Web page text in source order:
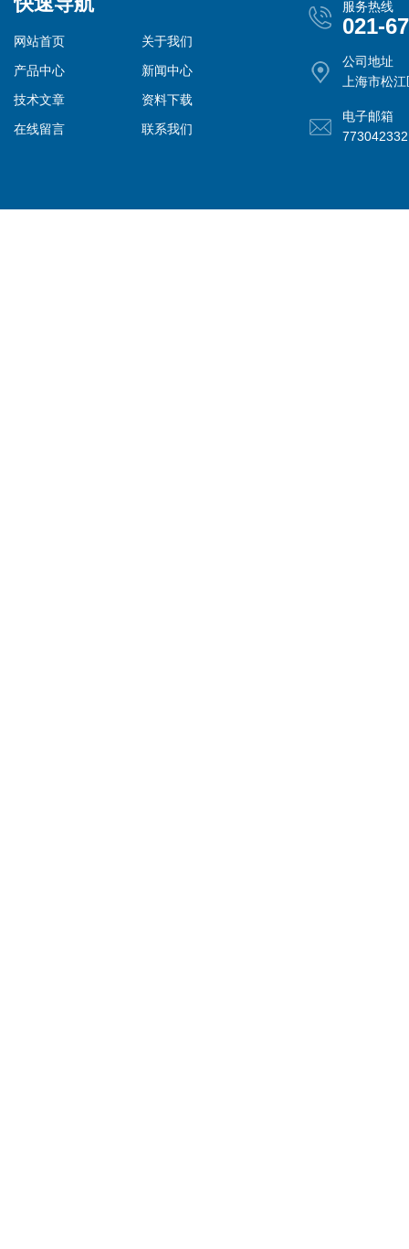
网站首页
关于我们
产品中心
新闻中心
技术文章
资料下载
在线留言
联系我们
服务热线
021-
公司地址
上海市松
电子邮箱